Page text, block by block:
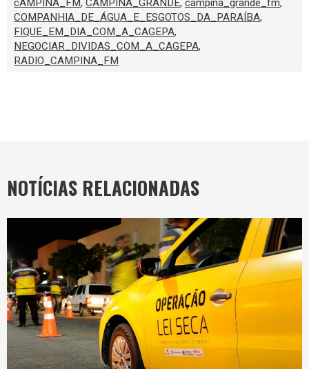
COMPANHIA_DE_ÁGUA_E_ESGOTOS_DA_PARAÍBA,
FIQUE_EM_DIA_COM_A_CAGEPA,
NEGOCIAR_DIVIDAS_COM_A_CAGEPA,
RADIO_CAMPINA_FM
NOTÍCIAS RELACIONADAS